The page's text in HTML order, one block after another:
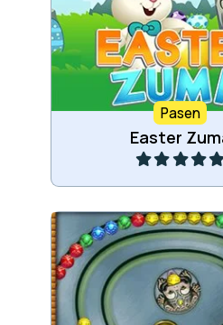
Pasen
Easter
Combineer 3 of
hazen voor
Speel
Het klassieke